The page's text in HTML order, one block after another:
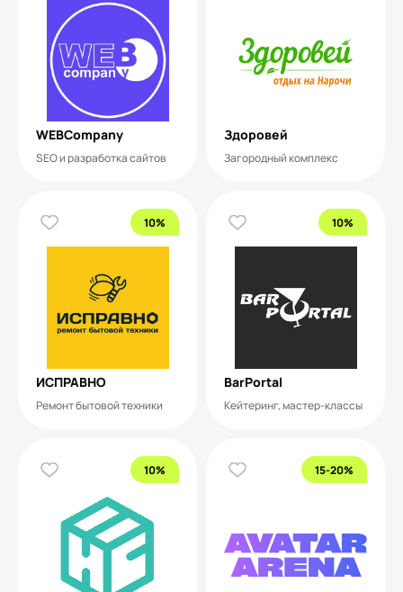
WEBCompany
SEO и разработка сайтов
Здоровей
Загородный комплекс
10%
ИСПРАВНО
Ремонт бытовой техники
10%
BarPortal
Кейтеринг, мастер-классы
10% 15-20%